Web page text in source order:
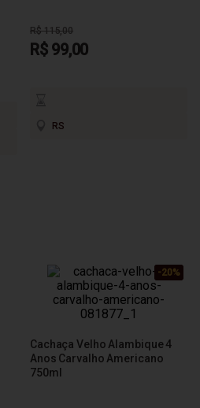
R$ 115,00
R$ 99,00
RS
-20%
-20%
-20%
Cachaça Velho Alambique 4
Anos Carvalho Americano
750ml